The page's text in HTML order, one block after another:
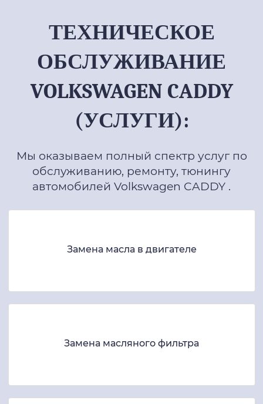
ТЕХНИЧЕСКОЕ
ОБСЛУЖИВАНИЕ
VOLKSWAGEN CADDY
(УСЛУГИ):
Мы оказываем полный спектр услуг по
обслуживанию, ремонту, тюнингу
автомобилей Volkswagen CADDY .
Замена масла в двигателе
Замена масляного фильтра